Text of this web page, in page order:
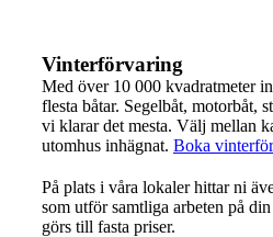
Vinterförvaring
Med över 10 000 kvadratmeter
flesta båtar. Segelbåt, motorbåt,
vi klarar det mesta. Välj mellan
utomhus inhägnat. Boka
På plats i våra lokaler hittar ni
som utför samtliga arbeten på
görs till fasta priser.